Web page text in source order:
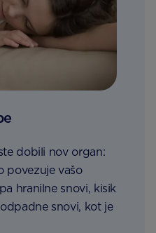
dobili nov organ:
povezuje vašo
hranilne snovi, kisik
snovi, kot je